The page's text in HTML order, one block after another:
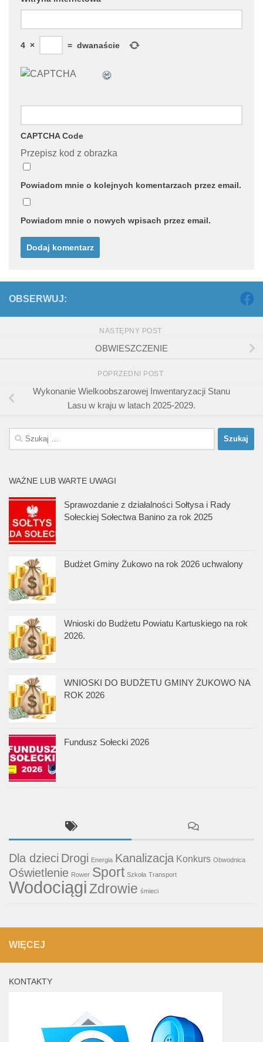
4 × = dwanaście
CAPTCHA Code
Przepisz kod z obrazka
Powiadom mnie o kolejnych komentarzach przez email.
Powiadom mnie o nowych wpisach przez email.
OBSERWUJ:
NASTĘPNY POST
OBWIESZCZENIE
POPRZEDNI POST
Wykonanie Wielkoobszarowej Inwentaryzacji Stanu
Lasu w kraju w latach 2025-2029.
Szukaj:
WAŻNE LUB WARTE UWAGI
Sprawozdanie z działalności Sołtysa i Rady
Sołeckiej Sołectwa Banino za rok 2025
Budżet Gminy Żukowo na rok 2026 uchwalony
Wnioski do Budżetu Powiatu Kartuskiego na rok
2026.
WNIOSKI DO BUDŻETU GMINY ŻUKOWO NA
ROK 2026
Fundusz Sołecki 2026
Dla dzieci Drogi Energia Kanalizacja Konkurs Obwodnica
Oświetlenie Rower Sport Szkoła Transport
WodociągiZdrowie śmieci
WIĘCEJ
KONTAKTY